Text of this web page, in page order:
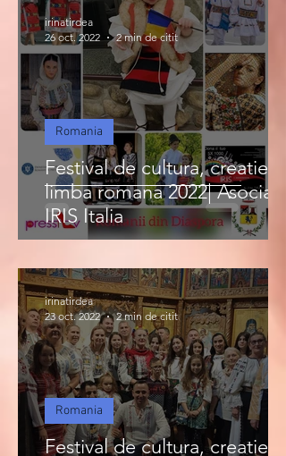
Festival de cultura, creatie si
limba romana 2022| Asociatia
IRIS Italia
Romania
irinatirdea
26 oct. 2022
2 min de citit
Festival de cultura, creatie si
Romania
irinatirdea
23 oct. 2022
2 min de citit